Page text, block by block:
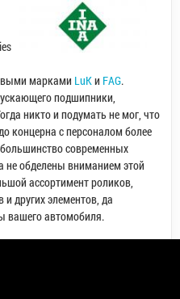
марками LuKи FAG.
подшипники,
никто и подумать не мог, что
концерна с персоналом более
современных
не обделены вниманием этой
ассортимент роликов,
других элементов, да
вашего автомобиля.